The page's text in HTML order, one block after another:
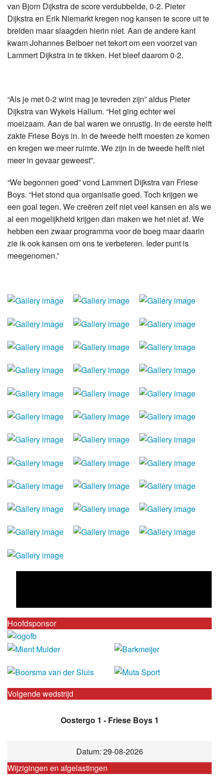
van Bjorn Dijkstra de score verdubbelde, 0-2. Pieter
Dijkstra en Erik Niemarkt kregen nog kansen te score uit te
breiden maar slaagden hierin niet. Aan de andere kant
kwam Johannes Beiboer net tekort om een voorzet van
Lammert Dijkstra in te tikken. Het bleef daarom 0-2.
“Als je met 0-2 wint mag je tevreden zijn” aldus Pieter
Dijkstra van Wykels Hallum. “Het ging echter wel
moeizaam. Aan de bal waren we onrustig. In de eerste helft
zakte Friese Boys in. In de tweede helft moesten ze komen
en kregen we meer ruimte. We zijn in de tweede helft niet
meer in gevaar geweest”.
“We begonnen goed” vond Lammert Dijkstra van Friese
Boys. “Het stond qua organisatie goed. Toch krijgen we
een goal tegen. We creëren zelf niet veel kansen en als we
al een mogelijkheid krijgen dan maken we het niet af. We
hebben een zwaar programma voor de boeg maar daarin
zie ik ook kansen om ons te verbeteren. Ieder punt is
meegenomen.”
Hoofdsponsor
Volgende wedstrijd
Oostergo 1 - Friese Boys 1
Datum: 29-08-2026
Wijzigingen en afgelastingen